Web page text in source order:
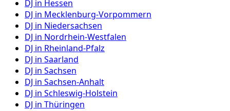
DJ in Hessen
DJ in Mecklenburg-Vorpommern
DJ in Niedersachsen
DJ in Nordrhein-Westfalen
DJ in Rheinland-Pfalz
DJ in Saarland
DJ in Sachsen
DJ in Sachsen-Anhalt
DJ in Schleswig-Holstein
DJ in Thüringen